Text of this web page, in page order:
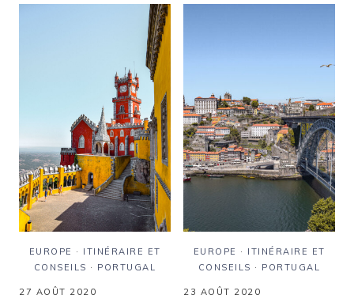
OBSERVER
PLUS
BELLES
VUES
SUR
LA
VILLE
?
?
EUROPE · ITINÉRAIRE ET
CONSEILS · PORTUGAL
27 AOÛT 2020
EUROPE · ITINÉRAIRE ET
CONSEILS · PORTUGAL
23 AOÛT 2020